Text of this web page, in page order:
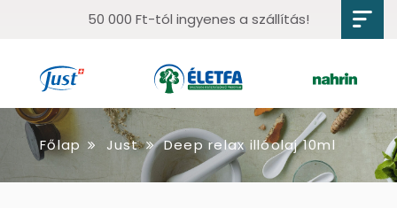
50 000 Ft-tól ingyenes a szállítás!
Főlap Just Deep relax illóolaj 10ml